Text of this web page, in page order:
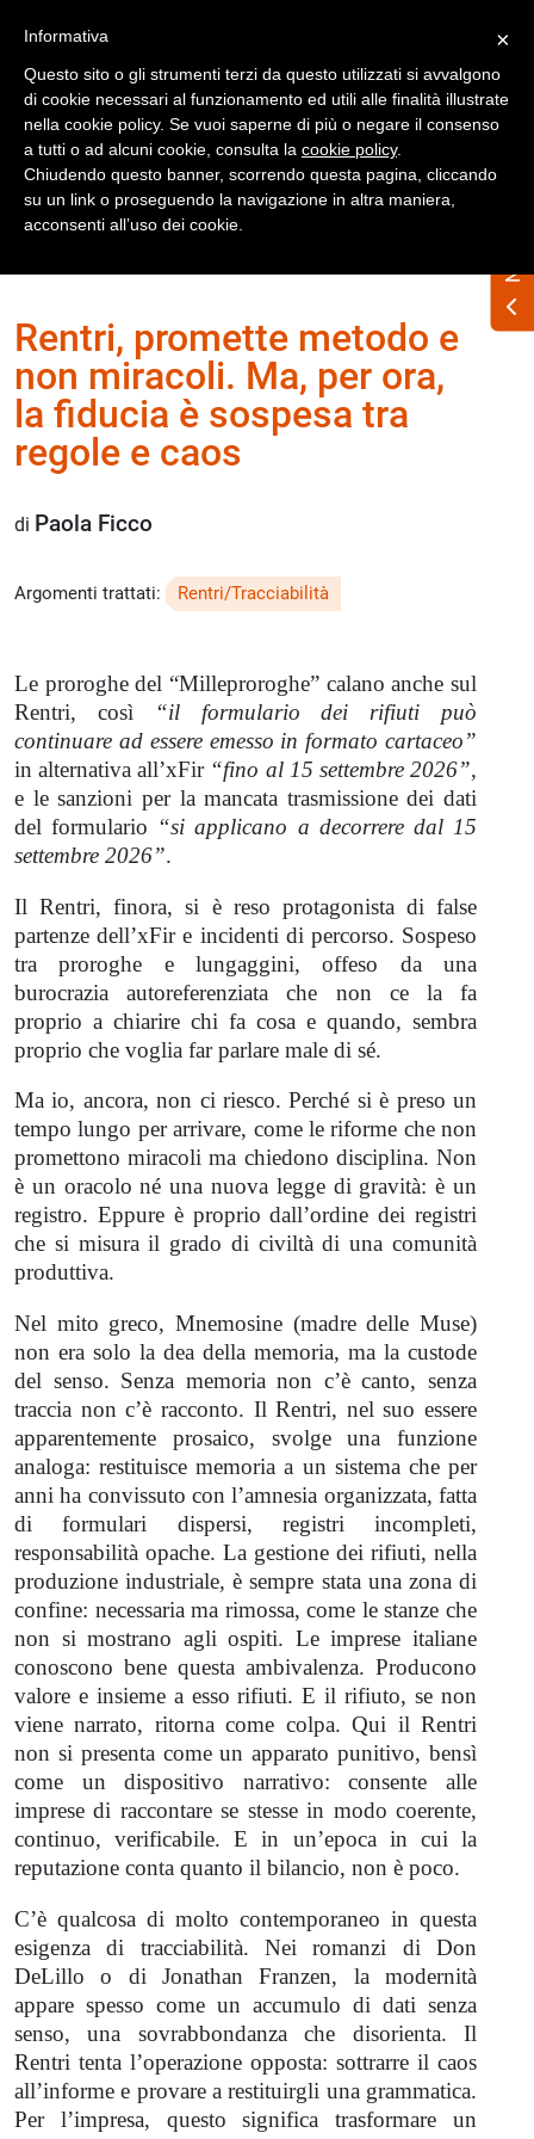
Accedi
Rentri, promette metodo e
non miracoli. Ma, per ora,
la fiducia è sospesa tra
regole e caos
di Paola Ficco
Argomenti trattati: Rentri/Tracciabilità
Le proroghe del “Milleproroghe” calano anche sul
Rentri, così
“il formulario dei rifiuti può
continuare ad essere emesso in formato cartaceo”
in alternativa all’xFir “fino al 15 settembre 2026”,
e le sanzioni per la mancata trasmissione dei dati
del formulario “si applicano a decorrere dal 15
settembre 2026”.
Il Rentri, finora, si è reso protagonista di false
partenze dell’xFir e incidenti di percorso. Sospeso
tra proroghe e lungaggini, offeso da una
burocrazia autoreferenziata che non ce la fa
proprio a chiarire chi fa cosa e quando, sembra
proprio che voglia far parlare male di sé.
Ma io, ancora, non ci riesco. Perché si è preso un
tempo lungo per arrivare, come le riforme che non
promettono miracoli ma chiedono disciplina. Non
è un oracolo né una nuova legge di gravità: è un
registro. Eppure è proprio dall’ordine dei registri
che si misura il grado di civiltà di una comunità
produttiva.
Nel mito greco, Mnemosine (madre delle Muse)
non era solo la dea della memoria, ma la custode
del senso. Senza memoria non c’è canto, senza
traccia non c’è racconto. Il Rentri, nel suo essere
apparentemente prosaico, svolge una funzione
analoga: restituisce memoria a un sistema che per
anni ha convissuto con l’amnesia organizzata, fatta
di formulari dispersi, registri incompleti,
responsabilità opache. La gestione dei rifiuti, nella
produzione industriale, è sempre stata una zona di
confine: necessaria ma rimossa, come le stanze che
non si mostrano agli ospiti. Le imprese italiane
conoscono bene questa ambivalenza. Producono
valore e insieme a esso rifiuti. E il rifiuto, se non
viene narrato, ritorna come colpa. Qui il Rentri
non si presenta come un apparato punitivo, bensì
come un dispositivo narrativo: consente alle
imprese di raccontare se stesse in modo coerente,
continuo, verificabile. E in un’epoca in cui la
reputazione conta quanto il bilancio, non è poco.
C’è qualcosa di molto contemporaneo in questa
esigenza di tracciabilità. Nei romanzi di Don
DeLillo o di Jonathan Franzen, la modernità
appare spesso come un accumulo di dati senza
senso, una sovrabbondanza che disorienta. Il
Rentri tenta l’operazione opposta: sottrarre il caos
all’informe e provare a restituirgli una grammatica.
Per l’impresa, questo significa trasformare un
×
Informativa
Questo sito o gli strumenti terzi da questo utilizzati si avvalgono
di cookie necessari al funzionamento ed utili alle finalità illustrate
nella cookie policy. Se vuoi saperne di più o negare il consenso
a tutti o ad alcuni cookie, consulta la cookie policy.
Chiudendo questo banner, scorrendo questa pagina, cliccando
su un link o proseguendo la navigazione in altra maniera,
acconsenti all’uso dei cookie.